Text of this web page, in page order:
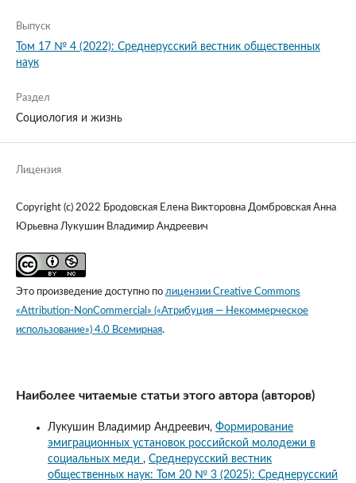
Выпуск
Том 17 № 4 (2022): Среднерусский вестник общественных
наук
Раздел
Социология и жизнь
Лицензия
Copyright (c) 2022 Бродовская Елена Викторовна Домбровская Анна
Юрьевна Лукушин Владимир Андреевич
Это произведение доступно по лицензии Creative Commons
«Attribution-NonCommercial» («Атрибуция — Некоммерческое
использование») 4.0 Всемирная.
Наиболее читаемые статьи этого автора (авторов)
Лукушин Владимир Андреевич, Формирование
эмиграционных установок российской молодежи в
социальных меди , Среднерусский вестник
общественных наук: Том 20 № 3 (2025): Среднерусский